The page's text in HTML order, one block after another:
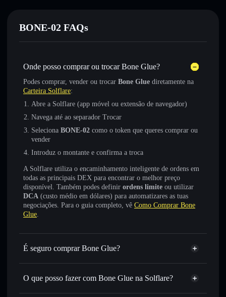
BONE-02 FAQs
Onde posso comprar ou trocar Bone Glue?
Podes comprar, vender ou trocar Bone Glue diretamente na
Carteira Solflare:
Abre a Solflare (app móvel ou extensão de navegador)
Navega até ao separador Trocar
Seleciona BONE-02 como o token que queres comprar ou
vender
Introduz o montante e confirma a troca
A Solflare utiliza o encaminhamento inteligente de ordens em
todas as principais DEX para encontrar o melhor preço
disponível. Também podes definir ordens limite ou utilizar
DCA (custo médio em dólares) para automatizares as tuas
negociações. Para o guia completo, vê Como Comprar Bone
Glue.
É seguro comprar Bone Glue?
Bone Glue não está verificado
O que posso fazer com Bone Glue na Solflare?
Bone Glue
Carteira Solflare